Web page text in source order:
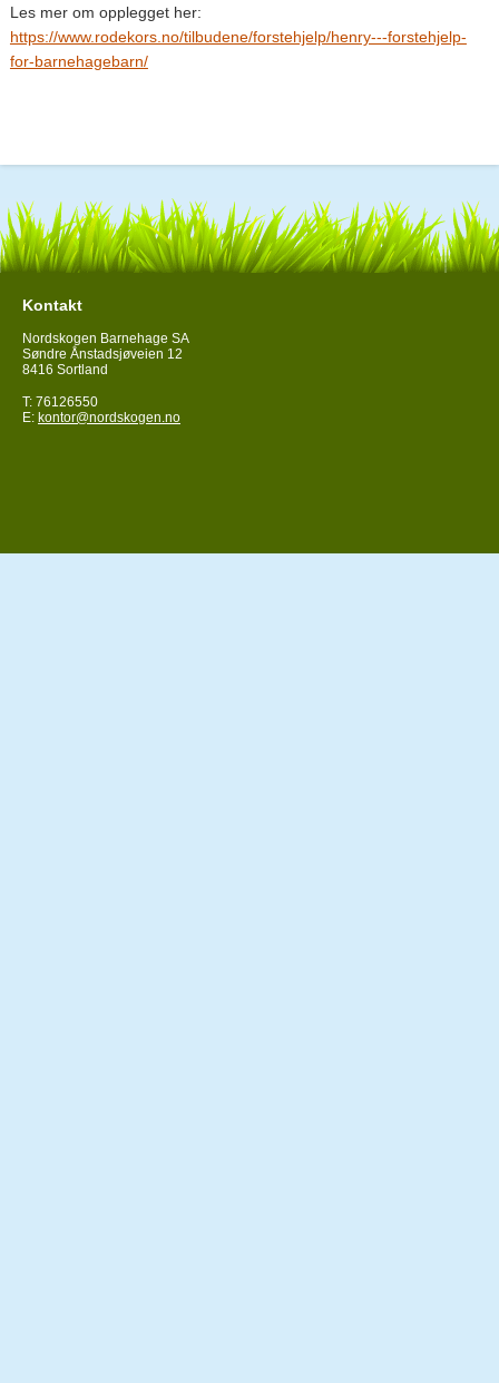
Les mer om opplegget her:
https://www.rodekors.no/tilbudene/forstehjelp/henry---forstehjelp-
for-barnehagebarn/
Kontakt
Nordskogen Barnehage SA
Søndre Ånstadsjøveien 12
8416 Sortland
T: 76126550
E: kontor@nordskogen.no